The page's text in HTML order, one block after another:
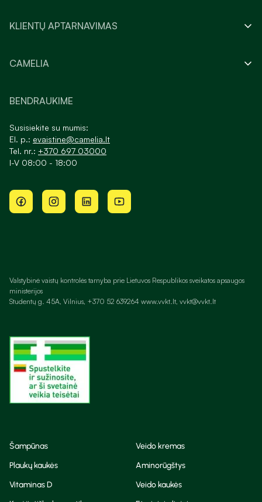
KLIENTŲ APTARNAVIMAS
CAMELIA
BENDRAUKIME
Susisiekite su mumis:
El. p.: evaistine@camelia.lt
Tel. nr.: +370 697 03000
I-V 08:00 - 18:00
Valstybinė vaistų kontrolės tarnyba prie Lietuvos Respublikos sveikatos apsaugos
ministerijos
Studentų g. 45A, Vilnius, +370 52 639264 www.vvkt.lt, vvkt@vvkt.lt
Šampūnas
Veido kremas
Plaukų kaukės
Aminorūgštys
Vitaminas D
Veido kaukės